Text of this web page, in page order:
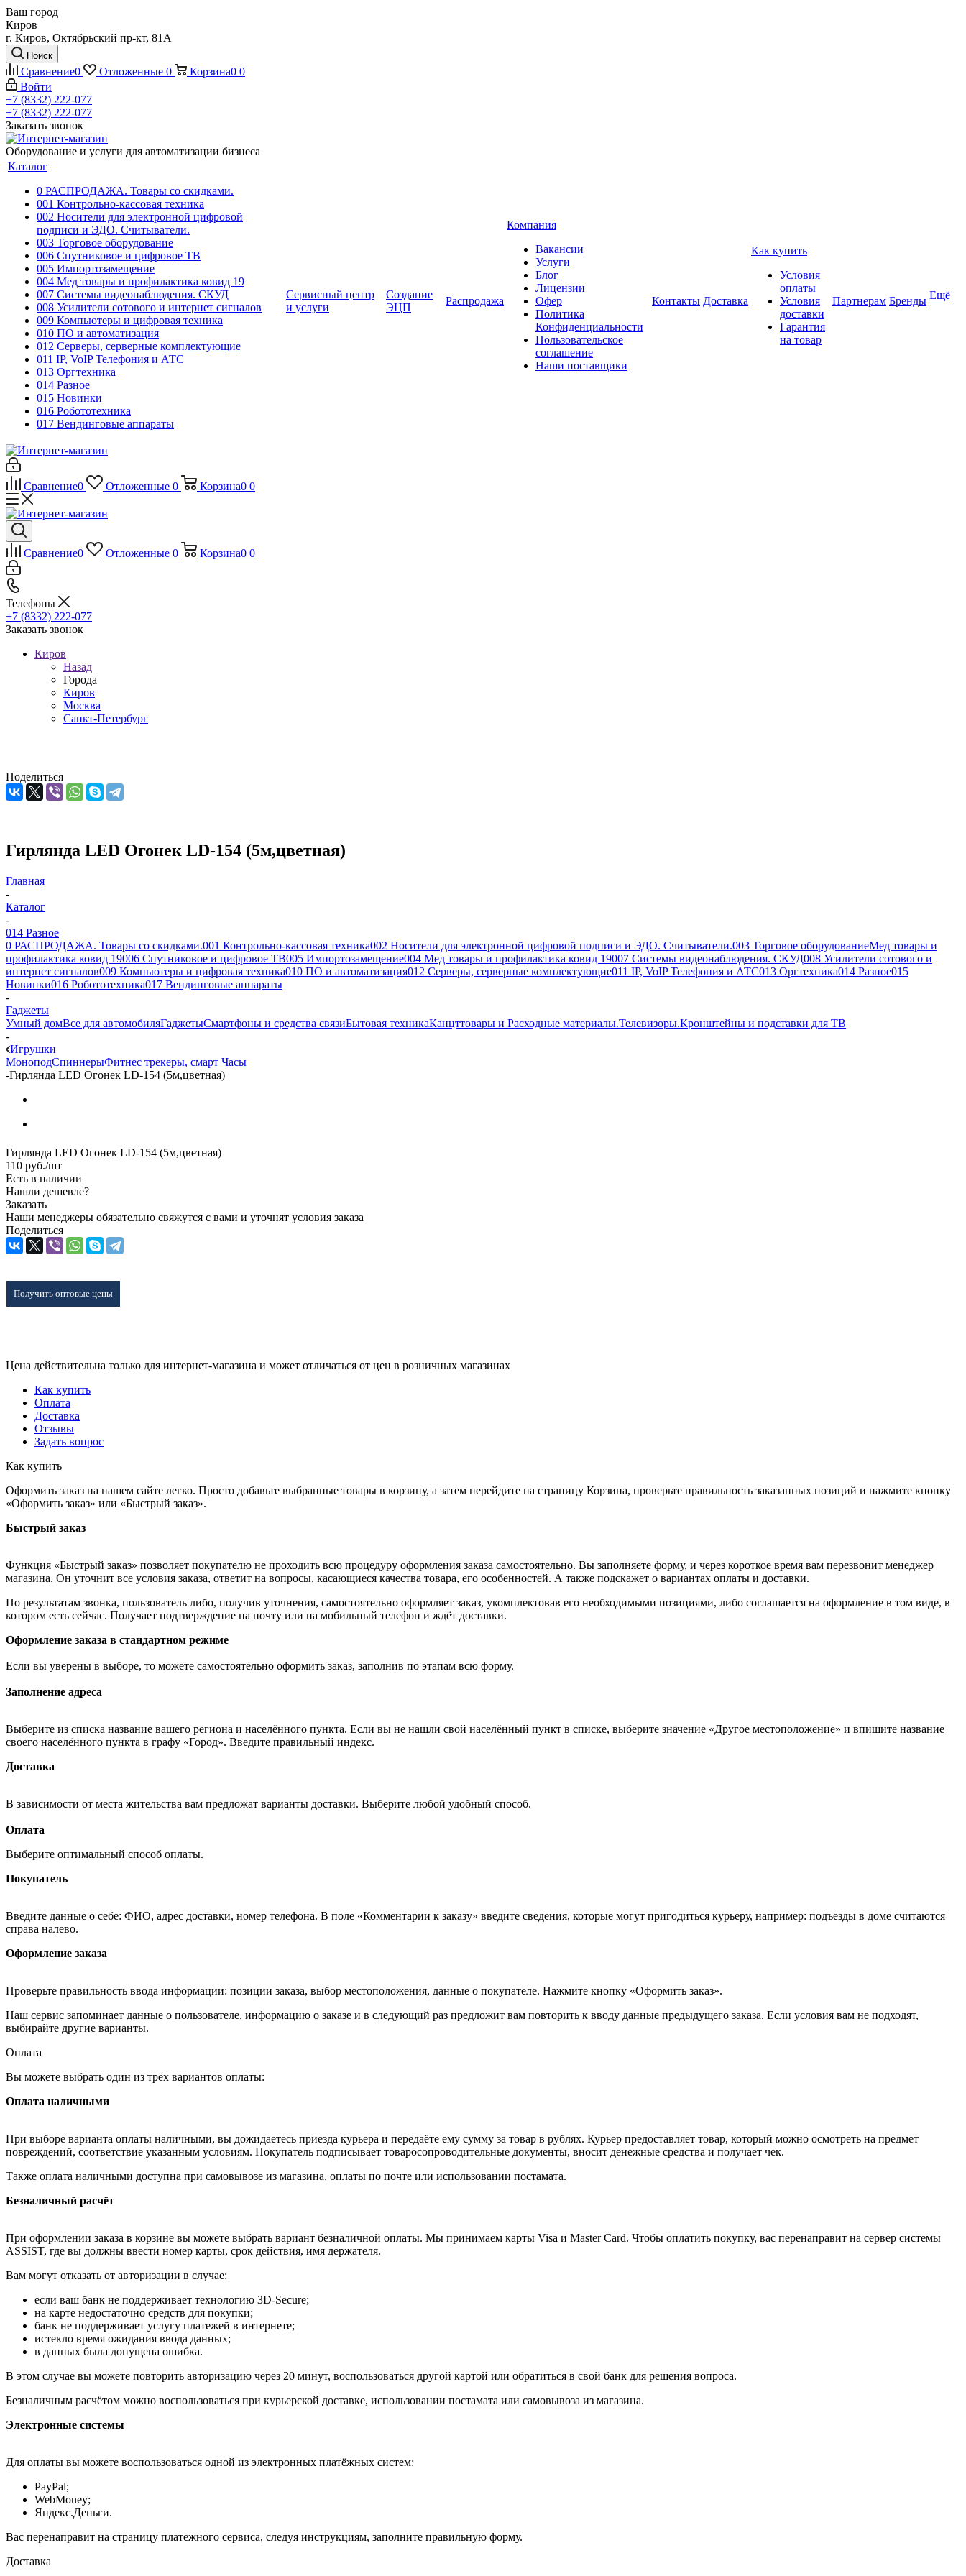
Ваш город
Киров
г. Киров, Октябрьский пр-кт, 81А
Поиск
Сравнение0 Отложенные 0 Корзина0 0
Войти
+7 (8332) 222-077
+7 (8332) 222-077
Заказать звонок
Оборудование и услуги для автоматизации бизнеса
Каталог
0 РАСПРОДАЖА. Товары со скидками.
001 Контрольно-кассовая техника
002 Носители для электронной цифровой
подписи и ЭДО. Считыватели.
003 Торговое оборудование
006 Спутниковое и цифровое ТВ
005 Импортозамещение
004 Мед товары и профилактика ковид 19
007 Системы видеонаблюдения. СКУД
008 Усилители сотового и интернет сигналов
009 Компьютеры и цифровая техника
010 ПО и автоматизация
012 Серверы, серверные комплектующие
011 IP, VoIP Телефония и АТС
013 Оргтехника
014 Разное
015 Новинки
016 Робототехника
017 Вендинговые аппараты
Сервисный центр
и услуги
Создание
ЭЦП
Распродажа
Компания
Вакансии
Услуги
Блог
Лицензии
Офер
Политика
Конфиденциальности
Пользовательское
соглашение
Наши поставщики
Контакты Доставка
Как купить
Условия
оплаты
Условия
доставки
Гарантия
на товар
Партнерам Бренды Ещё
Сравнение0 Отложенные 0 Корзина0 0
Сравнение0 Отложенные 0 Корзина0 0
Телефоны
+7 (8332) 222-077
Заказать звонок
Киров
Назад
Города
Киров
Москва
Санкт-Петербург
Поделиться
Гирлянда LED Огонек LD-154 (5м,цветная)
Главная
-
Каталог
-
014 Разное
0 РАСПРОДАЖА. Товары со скидками.001 Контрольно-кассовая техника002 Носители для электронной цифровой подписи и ЭДО. Считыватели.003 Торговое оборудованиеМед товары и
профилактика ковид 19006 Спутниковое и цифровое ТВ005 Импортозамещение004 Мед товары и профилактика ковид 19007 Системы видеонаблюдения. СКУД008 Усилители сотового и
интернет сигналов009 Компьютеры и цифровая техника010 ПО и автоматизация012 Серверы, серверные комплектующие011 IP, VoIP Телефония и АТС013 Оргтехника014 Разное015
Новинки016 Робототехника017 Вендинговые аппараты
-
Гаджеты
Умный домВсе для автомобиляГаджетыСмартфоны и средства связиБытовая техникаКанцттовары и Расходные материалы.Телевизоры.Кронштейны и подставки для ТВ
-
Игрушки
МоноподСпиннерыФитнес трекеры, смарт Часы
-Гирлянда LED Огонек LD-154 (5м,цветная)
Гирлянда LED Огонек LD-154 (5м,цветная)
110 руб./шт
Есть в наличии
Нашли дешевле?
Заказать
Наши менеджеры обязательно свяжутся с вами и уточнят условия заказа
Поделиться
Получить оптовые цены
Цена действительна только для интернет-магазина и может отличаться от цен в розничных магазинах
Как купить
Оплата
Доставка
Отзывы
Задать вопрос
Как купить
Оформить заказ на нашем сайте легко. Просто добавьте выбранные товары в корзину, а затем перейдите на страницу Корзина, проверьте правильность заказанных позиций и нажмите кнопку
«Оформить заказ» или «Быстрый заказ».
Быстрый заказ
Функция «Быстрый заказ» позволяет покупателю не проходить всю процедуру оформления заказа самостоятельно. Вы заполняете форму, и через короткое время вам перезвонит менеджер
магазина. Он уточнит все условия заказа, ответит на вопросы, касающиеся качества товара, его особенностей. А также подскажет о вариантах оплаты и доставки.
По результатам звонка, пользователь либо, получив уточнения, самостоятельно оформляет заказ, укомплектовав его необходимыми позициями, либо соглашается на оформление в том виде, в
котором есть сейчас. Получает подтверждение на почту или на мобильный телефон и ждёт доставки.
Оформление заказа в стандартном режиме
Если вы уверены в выборе, то можете самостоятельно оформить заказ, заполнив по этапам всю форму.
Заполнение адреса
Выберите из списка название вашего региона и населённого пункта. Если вы не нашли свой населённый пункт в списке, выберите значение «Другое местоположение» и впишите название
своего населённого пункта в графу «Город». Введите правильный индекс.
Доставка
В зависимости от места жительства вам предложат варианты доставки. Выберите любой удобный способ.
Оплата
Выберите оптимальный способ оплаты.
Покупатель
Введите данные о себе: ФИО, адрес доставки, номер телефона. В поле «Комментарии к заказу» введите сведения, которые могут пригодиться курьеру, например: подъезды в доме считаются
справа налево.
Оформление заказа
Проверьте правильность ввода информации: позиции заказа, выбор местоположения, данные о покупателе. Нажмите кнопку «Оформить заказ».
Наш сервис запоминает данные о пользователе, информацию о заказе и в следующий раз предложит вам повторить к вводу данные предыдущего заказа. Если условия вам не подходят,
выбирайте другие варианты.
Оплата
Вы можете выбрать один из трёх вариантов оплаты:
Оплата наличными
При выборе варианта оплаты наличными, вы дожидаетесь приезда курьера и передаёте ему сумму за товар в рублях. Курьер предоставляет товар, который можно осмотреть на предмет
повреждений, соответствие указанным условиям. Покупатель подписывает товаросопроводительные документы, вносит денежные средства и получает чек.
Также оплата наличными доступна при самовывозе из магазина, оплаты по почте или использовании постамата.
Безналичный расчёт
При оформлении заказа в корзине вы можете выбрать вариант безналичной оплаты. Мы принимаем карты Visa и Master Card. Чтобы оплатить покупку, вас перенаправит на сервер системы
ASSIST, где вы должны ввести номер карты, срок действия, имя держателя.
Вам могут отказать от авторизации в случае:
если ваш банк не поддерживает технологию 3D-Secure;
на карте недостаточно средств для покупки;
банк не поддерживает услугу платежей в интернете;
истекло время ожидания ввода данных;
в данных была допущена ошибка.
В этом случае вы можете повторить авторизацию через 20 минут, воспользоваться другой картой или обратиться в свой банк для решения вопроса.
Безналичным расчётом можно воспользоваться при курьерской доставке, использовании постамата или самовывоза из магазина.
Электронные системы
Для оплаты вы можете воспользоваться одной из электронных платёжных систем:
PayPal;
WebMoney;
Яндекс.Деньги.
Вас перенаправит на страницу платежного сервиса, следуя инструкциям, заполните правильную форму.
Доставка